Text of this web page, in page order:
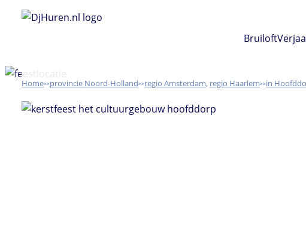
Bruiloft
Home>> Noord-Holland>> Amsterdam, Haarlem>>